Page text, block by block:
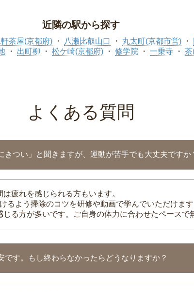
近隣の駅から探す
軒茶屋(京都府) 八瀬比叡山口 丸太町(京都市営)
出町柳 松ケ崎(京都府) 修学院 一乗寺 茶
よくある質問
きつい」と聞きますが、運動が苦手でも大丈夫ですか
疲れを感じられる方もいます。
るよう掃除のコツを研修や動画で学んでいただけます
る方が多いです。ご自身の体力に合わせたペースで
です。もし終わらなかったらどうなりますか？